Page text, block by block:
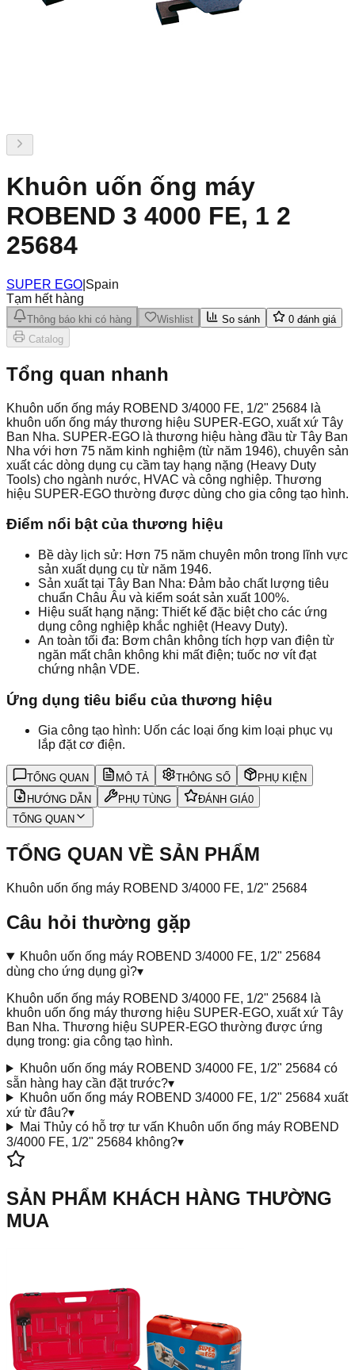
Khuôn uốn ống máy
ROBEND 3 4000 FE, 1 2
25684
SUPER EGO Spain
Tạm hết hàng
Thông báo khi có hàng Wishlist So sánh 0 đánh giá
Catalog
Tổng quan nhanh
Khuôn uốn ống máy ROBEND 3/4000 FE, 1/2" 25684 là
khuôn uốn ống máy thương hiệu SUPER-EGO, xuất xứ Tây
Ban Nha. SUPER-EGO là thương hiệu hàng đầu từ Tây Ban
Nha với hơn 75 năm kinh nghiệm (từ năm 1946), chuyên sản
xuất các dòng dụng cụ cầm tay hạng nặng (Heavy Duty
Tools) cho ngành nước, HVAC và công nghiệp. Thương
hiệu SUPER-EGO thường được dùng cho gia công tạo hình.
Điểm nổi bật của thương hiệu
Bề dày lịch sử: Hơn 75 năm chuyên môn trong lĩnh vực
sản xuất dụng cụ từ năm 1946.
Sản xuất tại Tây Ban Nha: Đảm bảo chất lượng tiêu
chuẩn Châu Âu và kiểm soát sản xuất 100%.
Hiệu suất hạng nặng: Thiết kế đặc biệt cho các ứng
dụng công nghiệp khắc nghiệt (Heavy Duty).
An toàn tối đa: Bơm chân không tích hợp van điện từ
ngăn mất chân không khi mất điện; tuốc nơ vít đạt
chứng nhận VDE.
Ứng dụng tiêu biểu của thương hiệu
Gia công tạo hình: Uốn các loại ống kim loại phục vụ
lắp đặt cơ điện.
TỔNG QUAN MÔ TẢ THÔNG SỐ
PHỤ KIỆN
HƯỚNG DẪN
PHỤ TÙNG ĐÁNH GIÁ0
TỔNG QUAN
TỔNG QUAN VỀ SẢN PHẨM
Khuôn uốn ống máy ROBEND 3/4000 FE, 1/2" 25684
Câu hỏi thường gặp
Khuôn uốn ống máy ROBEND 3/4000 FE, 1/2" 25684
dùng cho ứng dụng gì?▾
Khuôn uốn ống máy ROBEND 3/4000 FE, 1/2" 25684 là
khuôn uốn ống máy thương hiệu SUPER-EGO, xuất xứ Tây
Ban Nha. Thương hiệu SUPER-EGO thường được ứng
dụng trong: gia công tạo hình.
Khuôn uốn ống máy ROBEND 3/4000 FE, 1/2" 25684 có
sẵn hàng hay cần đặt trước?▾
Khuôn uốn ống máy ROBEND 3/4000 FE, 1/2" 25684 xuất
xứ từ đâu?▾
Mai Thủy có hỗ trợ tư vấn Khuôn uốn ống máy ROBEND
3/4000 FE, 1/2" 25684 không?▾
SẢN PHẨM KHÁCH HÀNG THƯỜNG
MUA